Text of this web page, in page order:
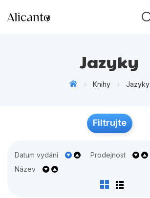
Tipy redakce
Jazyky
Knihy Jazyky
Filtrujte
Datum vydání
Prodejnost
Název